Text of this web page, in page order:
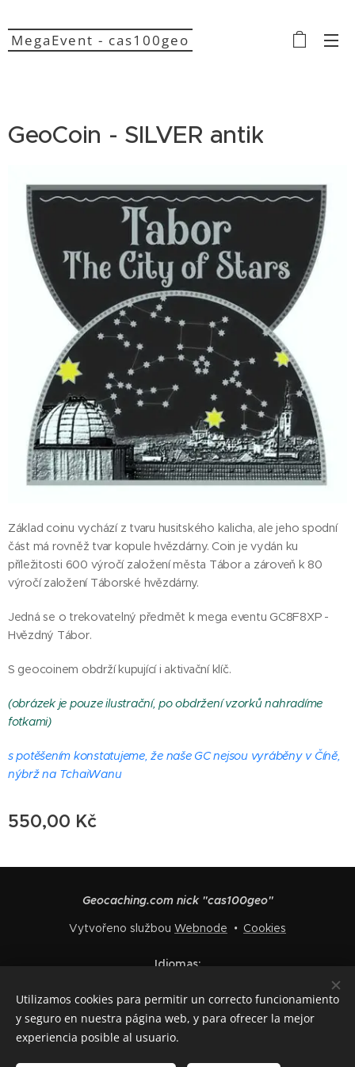
MegaEvent - cas100geo
GeoCoin - SILVER antik
Základ coinu vychází z tvaru husitského kalicha, ale jeho spodní
část má rovněž tvar kopule hvězdárny. Coin je vydán ku
příležitosti 600 výročí založení města Tábor a zároveň k 80
výročí založení Táborské hvězdárny.
Jedná se o trekovatelný předmět k mega eventu GC8F8XP -
Hvězdný Tábor.
S geocoinem obdrží kupující i aktivační klíč.
(obrázek je pouze ilustrační, po obdržení vzorků nahradíme
fotkami)
s potěšením konstatujeme, že naše GC nejsou vyráběny v Číně,
nýbrž na TchaiWanu
550,00 Kč
Geocaching.com nick "cas100geo"
Vytvořeno službou Webnode Cookies
Idiomas
Italiano
Utilizamos cookies para permitir un correcto funcionamiento
y seguro en nuestra página web, y para ofrecer la mejor
experiencia posible al usuario.